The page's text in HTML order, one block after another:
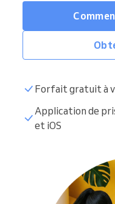
Forfait gratuit à
Application de
et iOS